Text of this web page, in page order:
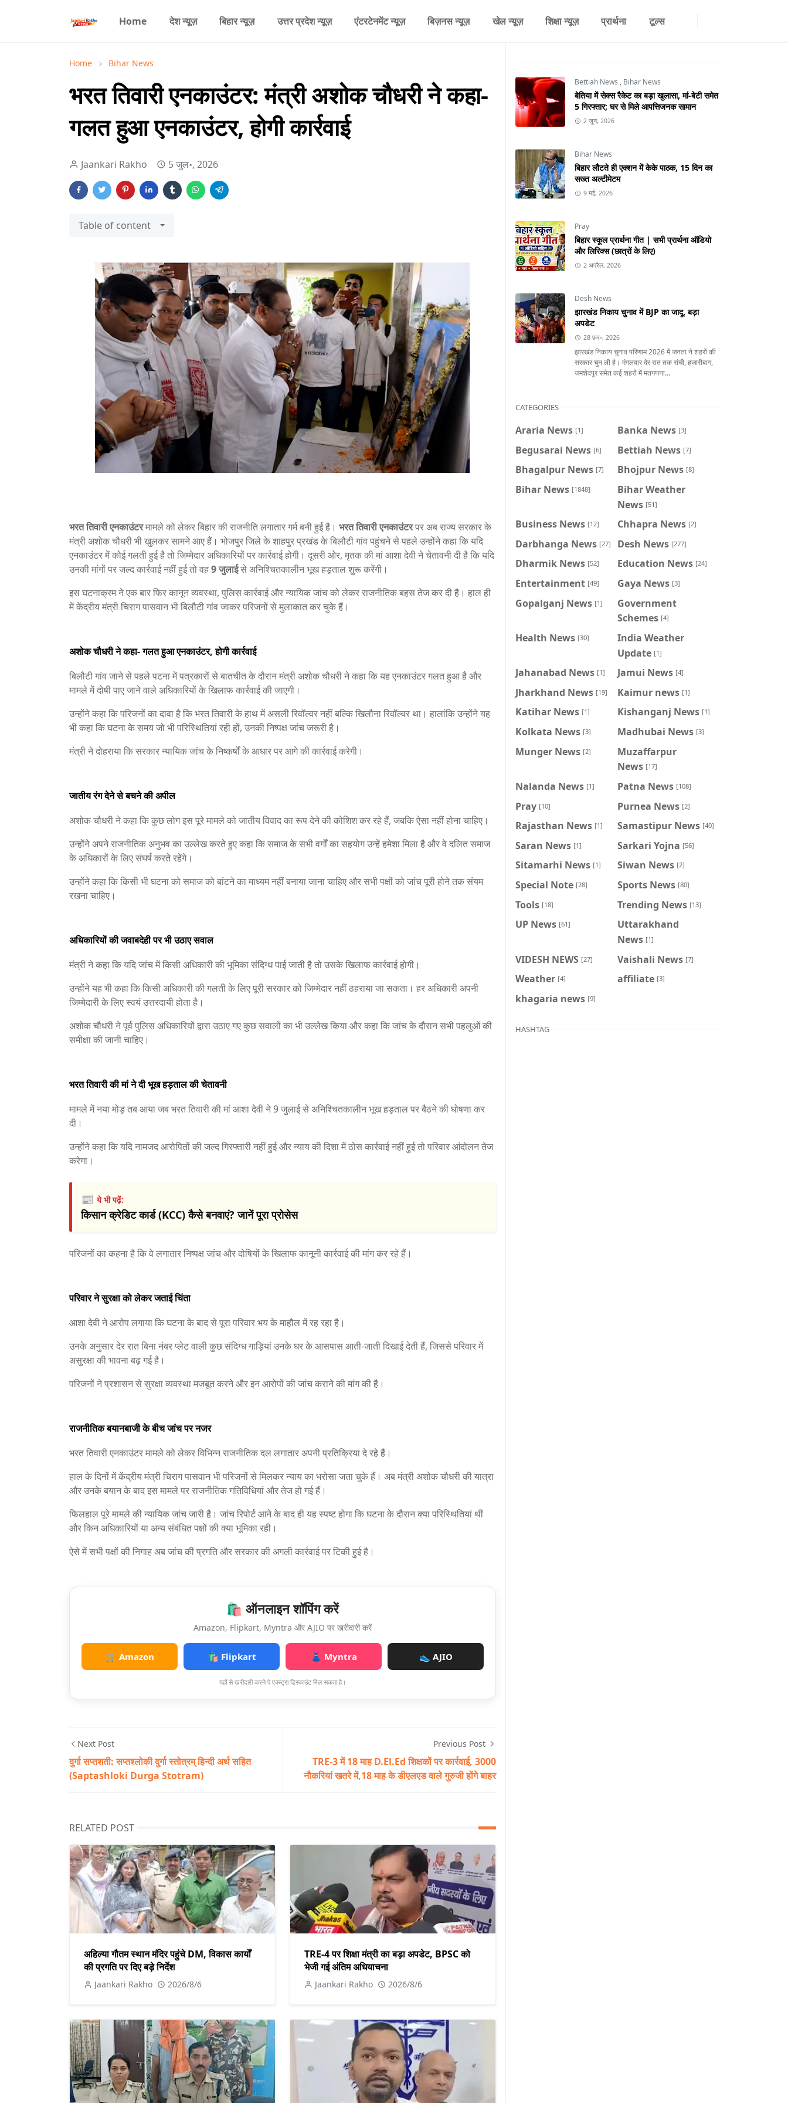
Home देश न्यूज़ बिहार न्यूज़ उत्तर प्रदेश न्यूज़ एंटरटेनमेंट न्यूज़ बिज़नस न्यूज़ खेल न्यूज़ शिक्षा न्यूज़ प्रार्थना टूल्स
Home Bihar News
भरत तिवारी एनकाउंटर: मंत्री अशोक चौधरी ने कहा-
गलत हुआ एनकाउंटर, होगी कार्रवाई
Jaankari Rakho 5 जुल॰, 2026
Table of content
भरत तिवारी एनकाउंटरमामले को लेकर बिहार की राजनीति लगातार गर्म बनी हुई है। भरत तिवारी एनकाउंटरपर अब राज्य सरकार के
मंत्री अशोक चौधरी भी खुलकर सामने आए हैं। भोजपुर जिले के शाहपुर प्रखंड के बिलौटी गांव पहुंचने से पहले उन्होंने कहा कि यदि
एनकाउंटर में कोई गलती हुई है तो जिम्मेदार अधिकारियों पर कार्रवाई होगी। दूसरी ओर, मृतक की मां आशा देवी ने चेतावनी दी है कि यदि
उनकी मांगों पर जल्द कार्रवाई नहीं हुई तो वह9 जुलाईसे अनिश्चितकालीन भूख हड़ताल शुरू करेंगी।
इस घटनाक्रम ने एक बार फिर कानून व्यवस्था, पुलिस कार्रवाई और न्यायिक जांच को लेकर राजनीतिक बहस तेज कर दी है। हाल ही
में केंद्रीय मंत्री चिराग पासवान भी बिलौटी गांव जाकर परिजनों से मुलाकात कर चुके हैं।
अशोक चौधरी ने कहा- गलत हुआ एनकाउंटर, होगी कार्रवाई
बिलौटी गांव जाने से पहले पटना में पत्रकारों से बातचीत के दौरान मंत्री अशोक चौधरी ने कहा कि यह एनकाउंटर गलत हुआ है और
मामले में दोषी पाए जाने वाले अधिकारियों के खिलाफ कार्रवाई की जाएगी।
उन्होंने कहा कि परिजनों का दावा है कि भरत तिवारी के हाथ में असली रिवॉल्वर नहीं बल्कि खिलौना रिवॉल्वर था। हालांकि उन्होंने यह
भी कहा कि घटना के समय जो भी परिस्थितियां रही हों, उनकी निष्पक्ष जांच जरूरी है।
मंत्री ने दोहराया कि सरकार न्यायिक जांच के निष्कर्षों के आधार पर आगे की कार्रवाई करेगी।
जातीय रंग देने से बचने की अपील
अशोक चौधरी ने कहा कि कुछ लोग इस पूरे मामले को जातीय विवाद का रूप देने की कोशिश कर रहे हैं, जबकि ऐसा नहीं होना चाहिए।
उन्होंने अपने राजनीतिक अनुभव का उल्लेख करते हुए कहा कि समाज के सभी वर्गों का सहयोग उन्हें हमेशा मिला है और वे दलित समाज
के अधिकारों के लिए संघर्ष करते रहेंगे।
उन्होंने कहा कि किसी भी घटना को समाज को बांटने का माध्यम नहीं बनाया जाना चाहिए और सभी पक्षों को जांच पूरी होने तक संयम
रखना चाहिए।
अधिकारियों की जवाबदेही पर भी उठाए सवाल
मंत्री ने कहा कि यदि जांच में किसी अधिकारी की भूमिका संदिग्ध पाई जाती है तो उसके खिलाफ कार्रवाई होगी।
उन्होंने यह भी कहा कि किसी अधिकारी की गलती के लिए पूरी सरकार को जिम्मेदार नहीं ठहराया जा सकता। हर अधिकारी अपनी
जिम्मेदारी के लिए स्वयं उत्तरदायी होता है।
अशोक चौधरी ने पूर्व पुलिस अधिकारियों द्वारा उठाए गए कुछ सवालों का भी उल्लेख किया और कहा कि जांच के दौरान सभी पहलुओं की
समीक्षा की जानी चाहिए।
भरत तिवारी की मां ने दी भूख हड़ताल की चेतावनी
मामले में नया मोड़ तब आया जब भरत तिवारी की मां आशा देवी ने 9 जुलाई से अनिश्चितकालीन भूख हड़ताल पर बैठने की घोषणा कर
दी।
उन्होंने कहा कि यदि नामजद आरोपितों की जल्द गिरफ्तारी नहीं हुई और न्याय की दिशा में ठोस कार्रवाई नहीं हुई तो परिवार आंदोलन तेज
करेगा।
📰ये भी पढ़ें:
किसान क्रेडिट कार्ड (KCC) कैसे बनवाएं? जानें पूरा प्रोसेस
परिजनों का कहना है कि वे लगातार निष्पक्ष जांच और दोषियों के खिलाफ कानूनी कार्रवाई की मांग कर रहे हैं।
परिवार ने सुरक्षा को लेकर जताई चिंता
आशा देवी ने आरोप लगाया कि घटना के बाद से पूरा परिवार भय के माहौल में रह रहा है।
उनके अनुसार देर रात बिना नंबर प्लेट वाली कुछ संदिग्ध गाड़ियां उनके घर के आसपास आती-जाती दिखाई देती हैं, जिससे परिवार में
असुरक्षा की भावना बढ़ गई है।
परिजनों ने प्रशासन से सुरक्षा व्यवस्था मजबूत करने और इन आरोपों की जांच कराने की मांग की है।
राजनीतिक बयानबाजी के बीच जांच पर नजर
भरत तिवारी एनकाउंटर मामले को लेकर विभिन्न राजनीतिक दल लगातार अपनी प्रतिक्रिया दे रहे हैं।
हाल के दिनों में केंद्रीय मंत्री चिराग पासवान भी परिजनों से मिलकर न्याय का भरोसा जता चुके हैं। अब मंत्री अशोक चौधरी की यात्रा
और उनके बयान के बाद इस मामले पर राजनीतिक गतिविधियां और तेज हो गई हैं।
फिलहाल पूरे मामले की न्यायिक जांच जारी है। जांच रिपोर्ट आने के बाद ही यह स्पष्ट होगा कि घटना के दौरान क्या परिस्थितियां थीं
और किन अधिकारियों या अन्य संबंधित पक्षों की क्या भूमिका रही।
ऐसे में सभी पक्षों की निगाह अब जांच की प्रगति और सरकार की अगली कार्रवाई पर टिकी हुई है।
🛍️ ऑनलाइन शॉपिंग करें
Amazon, Flipkart, Myntra और AJIO पर खरीदारी करें
🛒 Amazon 🛍️ Flipkart 👗 Myntra 👟 AJIO
यहाँ से खरीदारी करने पे एक्स्ट्रा डिस्काउंट मिल सकता है।
Next Post
दुर्गा सप्तशती: सप्तश्लोकी दुर्गा स्तोत्रम् हिन्दी अर्थ सहित
(Saptashloki Durga Stotram)
Previous Post
TRE-3 में 18 माह D.El.Ed शिक्षकों पर कार्रवाई, 3000
नौकरियां खतरे में,18 माह के डीएलएड वाले गुरुजी होंगे बाहर
RELATED POST
अहिल्या गौतम स्थान मंदिर पहुंचे DM, विकास कार्यों
की प्रगति पर दिए बड़े निर्देश
Jaankari Rakho 2026/8/6
TRE-4 पर शिक्षा मंत्री का बड़ा अपडेट, BPSC को
भेजी गई अंतिम अधियाचना
Jaankari Rakho 2026/8/6
Bettiah News , Bihar News
बेतिया में सेक्स रैकेट का बड़ा खुलासा, मां-बेटी समेत
5 गिरफ्तार; घर से मिले आपत्तिजनक सामान
2 जून, 2026
Bihar News
बिहार लौटते ही एक्शन में केके पाठक, 15 दिन का
सख्त अल्टीमेटम
9 मई, 2026
Pray
बिहार स्कूल प्रार्थना गीत | सभी प्रार्थना ऑडियो
और लिरिक्स (छात्रों के लिए)
2 अप्रैल, 2026
Desh News
झारखंड निकाय चुनाव में BJP का जादू, बड़ा
अपडेट
28 फ़र॰, 2026
झारखंड निकाय चुनाव परिणाम 2026 में जनता ने शहरों की
सरकार चुन ली है। मंगलवार देर रात तक रांची, हजारीबाग,
जमशेदपुर समेत कई शहरों में मतगणना...
CATEGORIES
Araria News [1] Banka News [3]
Begusarai News [6] Bettiah News [7]
Bhagalpur News [7] Bhojpur News [8]
Bihar News [1848]
Bihar Weather
News [51]
Business News [12] Chhapra News [2]
Darbhanga News [27] Desh News [277]
Dharmik News [52] Education News [24]
Entertainment [49] Gaya News [3]
Gopalganj News [1]
Government
Schemes [4]
Health News [30]
India Weather
Update [1]
Jahanabad News [1] Jamui News [4]
Jharkhand News [19] Kaimur news [1]
Katihar News [1] Kishanganj News [1]
Kolkata News [3] Madhubai News [3]
Munger News [2]
Muzaffarpur
News [17]
Nalanda News [1] Patna News [108]
Pray [10] Purnea News [2]
Rajasthan News [1] Samastipur News [40]
Saran News [1] Sarkari Yojna [56]
Sitamarhi News [1] Siwan News [2]
Special Note [28] Sports News [80]
Tools [18] Trending News [13]
UP News [61]
Uttarakhand
News [1]
VIDESH NEWS [27] Vaishali News [7]
Weather [4] affiliate [3]
khagaria news [9]
HASHTAG